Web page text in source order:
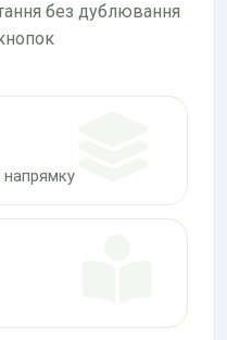
без дублювання
напрямку